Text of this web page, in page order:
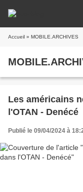
Accueil » MOBILE.ARCHIVES
Les américains
l'OTAN - Denécé
Publié le 09/04/2024 à